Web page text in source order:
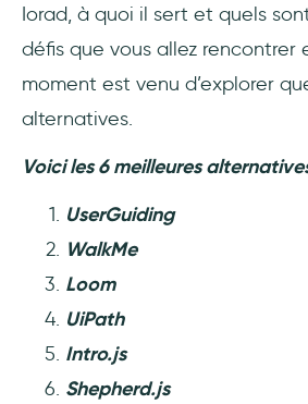
Iorad, à quoi il sert et quels
défis que vous allez rencontrer
moment est venu d’explorer
alternatives.
Voici les 6 meilleures
UserGuiding
WalkMe
Loom
UiPath
Intro.js
Shepherd.js